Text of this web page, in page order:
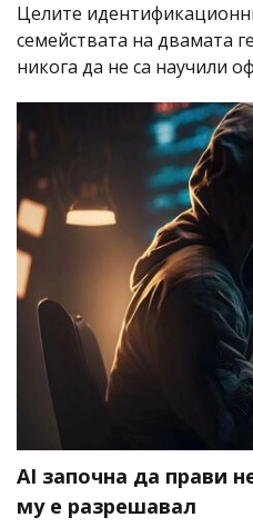
Целите
семействата на двамата
никога да не са научили
AI започна да прави
му е разрешавал